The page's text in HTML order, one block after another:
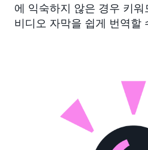
에 익숙하지 않은 경우 키
비디오 자막을 쉽게 번역할